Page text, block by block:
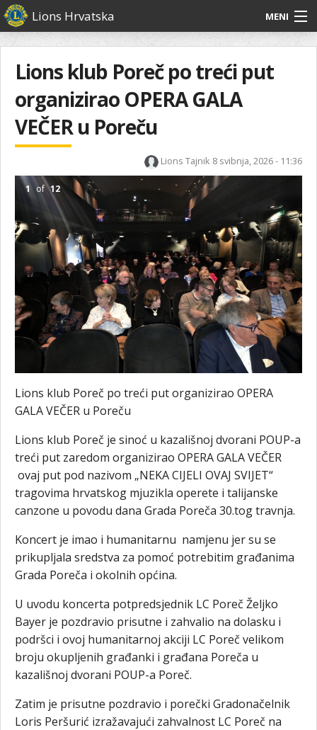
Skoči
na
glavni
Lions Hrvatska MENI
O nama
Lions Distrikt 126
Naši projekti
Glavni
izbornik
O
nama
Lions
Distrikt
126
Naši
Lions klub Poreč po treći put
organizirao OPERA GALA
VEČER u Poreču
Lions Tajnik 8 svibnja, 2026 - 11:36
1 of 12
Lions klub Poreč po treći put organizirao OPERA
GALA VEČER u Poreču
Lions klub Poreč je sinoć u kazališnoj dvorani POUP-a
treći put zaredom organizirao OPERA GALA VEČER
ovaj put pod nazivom „NEKA CIJELI OVAJ SVIJET“
tragovima hrvatskog mjuzikla operete i talijanske
canzone u povodu dana Grada Poreča 30.tog travnja.
Koncert je imao i humanitarnu namjenu jer su se
prikupljala sredstva za pomoć potrebitim građanima
Grada Poreča i okolnih općina.
U uvodu koncerta potpredsjednik LC Poreč Željko
Bayer je pozdravio prisutne i zahvalio na dolasku i
podršci i ovoj humanitarnoj akciji LC Poreč velikom
broju okupljenih građanki i građana Poreča u
kazališnoj dvorani POUP-a Poreč.
Zatim je prisutne pozdravio i porečki Gradonačelnik
Loris Peršurić izražavajući zahvalnost LC Poreč na